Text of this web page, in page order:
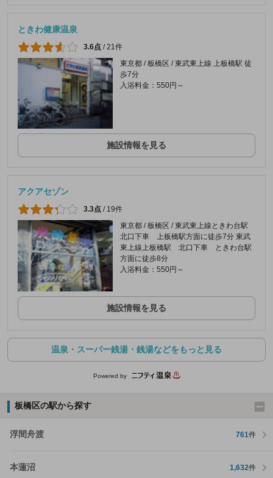
ときわ健康温泉
3.6点 / 21件
東京都 / 板橋区 / 東武東上線 上板橋駅 徒
歩7分
入浴料金：550円～
施設情報を見る
アクアセゾン
3.3点 / 19件
東京都 / 板橋区 / 東武東上線ときわ台駅
北口下車 上板橋駅方面に徒歩7分 東武
東上線上板橋駅 北口下車 ときわ台駅
方面に徒歩8分
入浴料金：550円～
施設情報を見る
温泉・スーパー銭湯・銭湯などをもっと見る
Powered by
板橋区の駅から探す
浮間舟渡 761件
本蓮沼 1,632件